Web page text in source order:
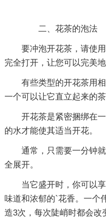
二、花茶的泡法
要冲泡开花茶，请使
完全打开，让您可以完美
有些类型的开花茶用
一个可以让它直立起来的茶
开花茶是紧密捆绑在
的水才能使其适当开花。
通常，只需要一分钟
全展开。
当它盛开时，你可以
味道和浓郁的`花香。一个
造3次，每次陡峭时都会改